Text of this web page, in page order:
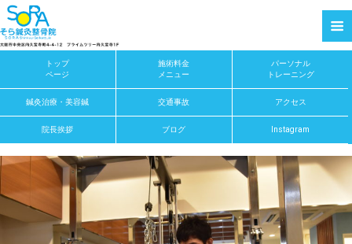
トップ
ページ
施術料金
メニュー
パーソナル
トレーニング
鍼灸治療・美容鍼 交通事故 アクセス
院長挨拶 ブログ Instagram